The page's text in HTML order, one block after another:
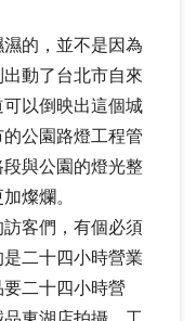
濕的，並不是因為
動了台北市自來
以倒映出這個城
公園路燈工程管
與公園的燈光整
燦爛。
客們，有個必須
二十四小時營業
二十四小時營